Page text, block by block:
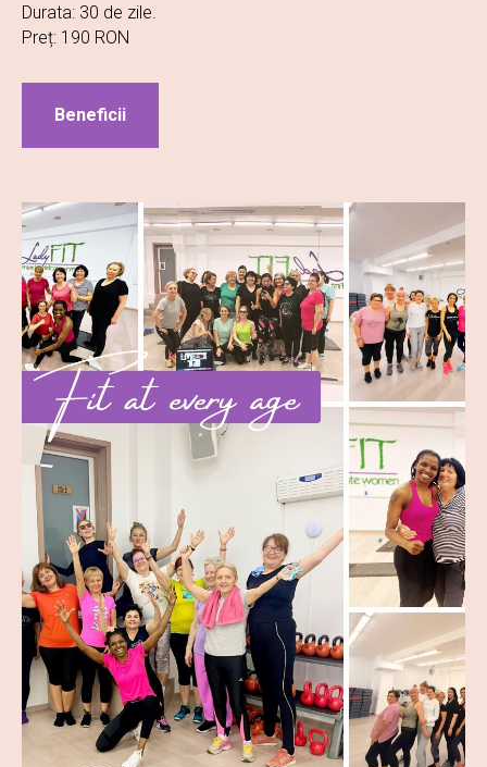
Durata: 30 de zile.
Preț: 190 RON
Beneficii